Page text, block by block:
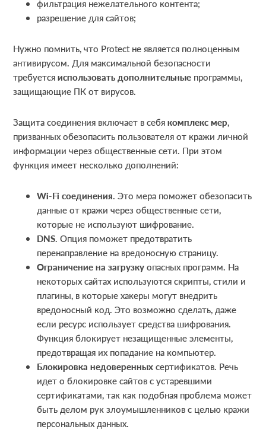
фильтрация нежелательного контента;
разрешение для сайтов;
Нужно помнить, что Protect не является полноценным
антивирусом. Для максимальной безопасности
требуетсяиспользовать дополнительные программы,
защищающие ПК от вирусов.
Защита соединения включает в себякомплекс мер,
призванных обезопасить пользователя от кражи личной
информации через общественные сети. При этом
функция имеет несколько дополнений:
Wi-Fi соединения. Это мера поможет обезопасить
данные от кражи через общественные сети,
которые не используют шифрование.
DNS. Опция поможет предотвратить
перенаправление на вредоносную страницу.
Ограничение на загрузкуопасных программ. На
некоторых сайтах используются скрипты, стили и
плагины, в которые хакеры могут внедрить
вредоносный код. Это возможно сделать, даже
если ресурс использует средства шифрования.
Функция блокирует незащищенные элементы,
предотвращая их попадание на компьютер.
Блокировка недоверенныхсертификатов. Речь
идет о блокировке сайтов с устаревшими
сертификатами, так как подобная проблема может
быть делом рук злоумышленников с целью кражи
персональных данных.